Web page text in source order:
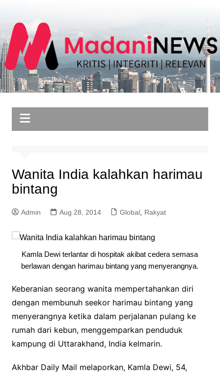
content
Wanita India kalahkan harimau
bintang
Admin Aug 28, 2014 Global, Rakyat
Kamla Dewi terlantar di hospitak akibat cedera semasa
berlawan dengan harimau bintang yang menyerangnya.
Keberanian seorang wanita mempertahankan diri
dengan membunuh seekor harimau bintang yang
menyerangnya ketika dalam perjalanan pulang ke
rumah dari kebun, menggemparkan penduduk
kampung di Uttarakhand, India kelmarin.
Akhbar Daily Mail melaporkan, Kamla Dewi, 54,